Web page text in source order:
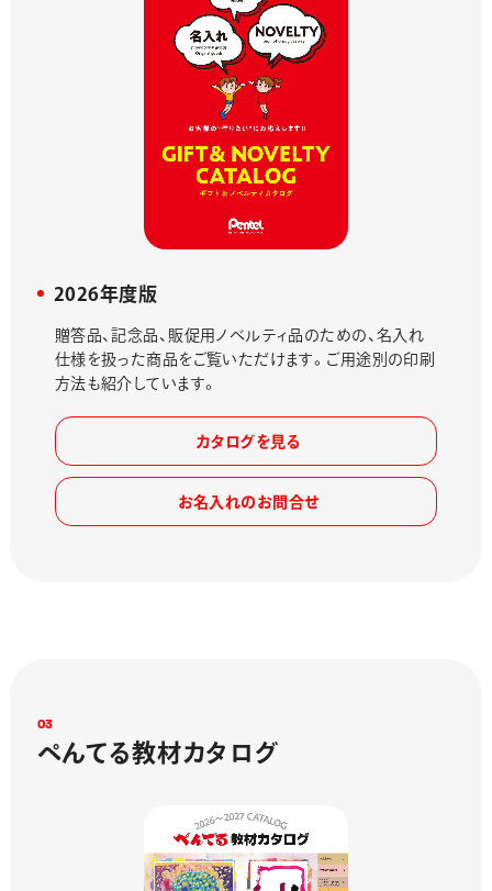
2026年度版
贈答品、記念品、販促用ノベルティ品のための、名入れ
仕様を扱った商品をご覧いただけます。ご用途別の印刷
方法も紹介しています。
カタログを見る
お名入れのお問合せ
03
ぺんてる教材カタ ロ グ